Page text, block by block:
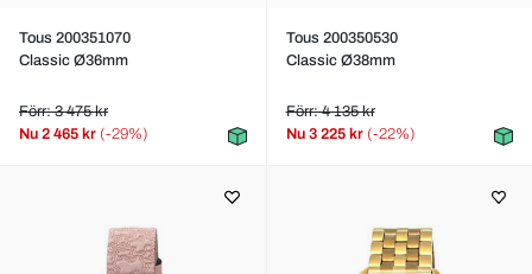
Tous 200351070
Classic Ø36mm
Förr: 3 475 kr
Nu 2 465 kr (-29%)
Tous 200350530
Classic Ø38mm
Förr: 4 135 kr
Nu 3 225 kr (-22%)